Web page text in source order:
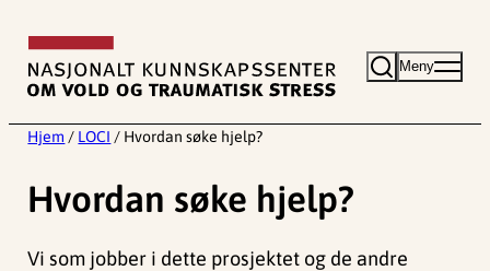
innhold
Meny
Hjem / LOCI / Hvordan søke hjelp?
Hvordan søke hjelp?
Vi som jobber i dette prosjektet og de andre